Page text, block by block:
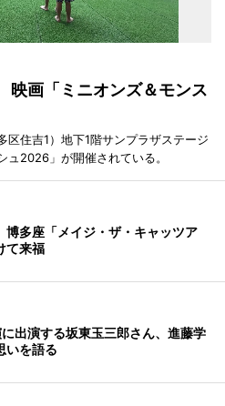
画「ミニオンズ＆モンス
区住吉1）地下1階サンプラザステージ
2026」が開催されている。
博多座「メイジ・ザ・キャッツア
て来福
出演する坂東玉三郎さん、進藤学
を語る